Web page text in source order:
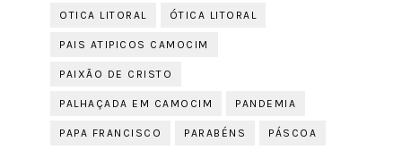
OTICA LITORAL ÓTICA LITORAL
PAIS ATIPICOS CAMOCIM
PAIXÃO DE CRISTO
PALHAÇADA EM CAMOCIM PANDEMIA
PAPA FRANCISCO PARABÉNS PÁSCOA